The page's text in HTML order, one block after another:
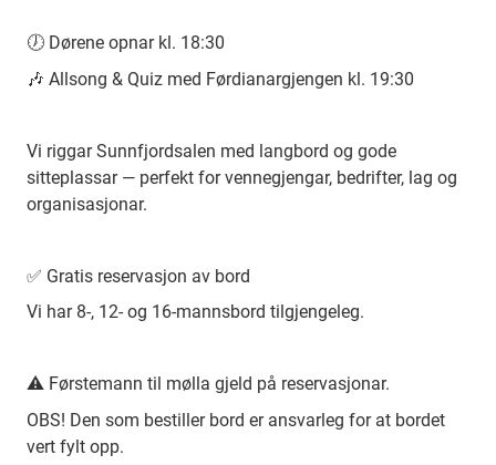
🕖 Dørene opnar kl. 18:30
🎶 Allsong & Quiz med Førdianargjengen kl. 19:30
Vi riggar Sunnfjordsalen med langbord og gode
sitteplassar — perfekt for vennegjengar, bedrifter, lag og
organisasjonar.
✅ Gratis reservasjon av bord
Vi har 8-, 12- og 16-mannsbord tilgjengeleg.
⚠️ Førstemann til mølla gjeld på reservasjonar.
OBS! Den som bestiller bord er ansvarleg for at bordet
vert fylt opp.